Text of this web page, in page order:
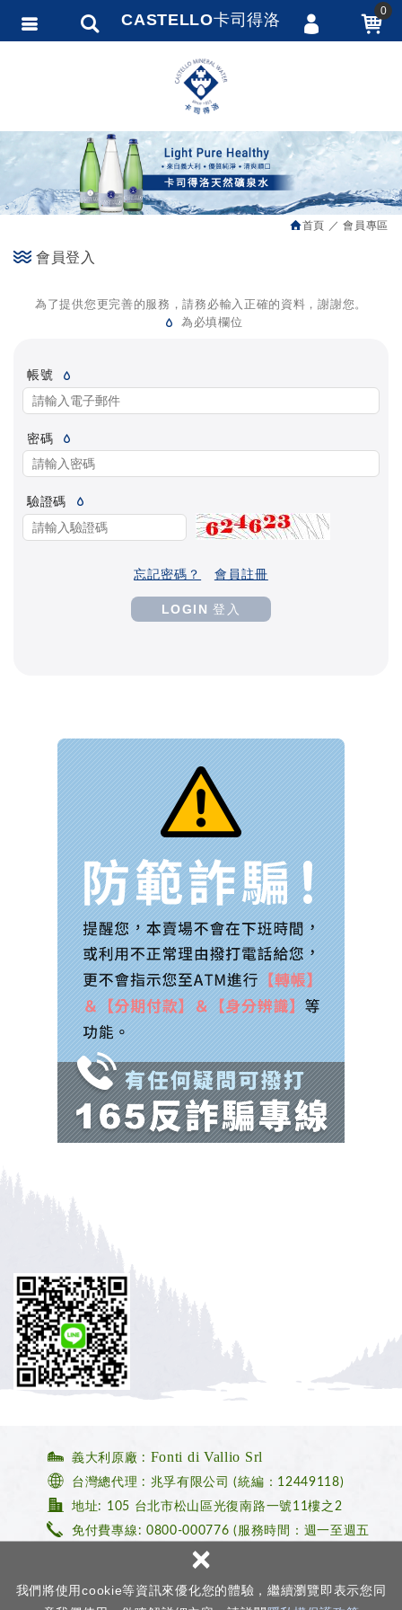
我們將使用cookie等資訊來優化您的體驗，繼續瀏覽即表示您同
×
首頁 會員專區
會員登入
為了提供您更完善的服務，請務必輸入正確的資料，謝謝您。
為必填欄位
帳號
密碼
驗證碼
忘記密碼？ 會員註冊
LOGIN 登入
義大利原廠 : Fonti di Vallio Srl
台灣總代理 : 兆孚有限公司 (統編：12449118)
地址: 105 台北市松山區光復南路一號11樓之2
免付費專線: 0800-000776(服務時間：週一至週五
CASTELLO卡司得洛 0
會員登入
會員註冊
訂單查詢
追蹤清單
繁體中文